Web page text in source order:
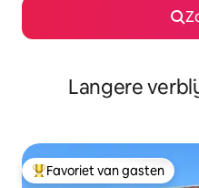
Langere
Topfavoriet van gasten
Favoriet van gasten